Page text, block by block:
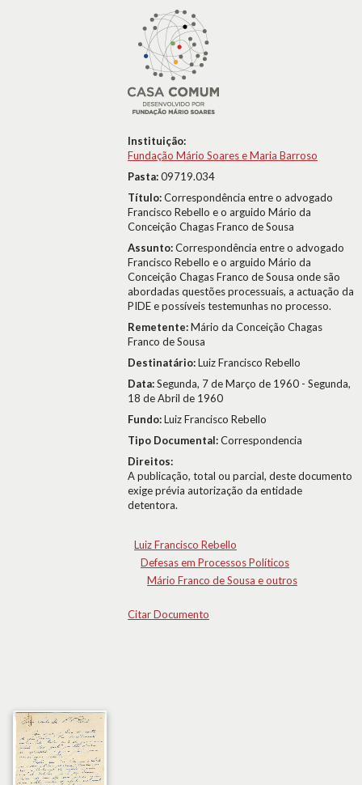
Instituição:
Fundação Mário Soares e Maria Barroso
Pasta:09719.034
Título:Correspondência entre o advogado
Francisco Rebello e o arguido Mário da
Conceição Chagas Franco de Sousa
Assunto:Correspondência entre o advogado
Francisco Rebello e o arguido Mário da
Conceição Chagas Franco de Sousa onde são
abordadas questões processuais, a actuação da
PIDE e possíveis testemunhas no processo.
Remetente:Mário da Conceição Chagas
Franco de Sousa
Destinatário:Luiz Francisco Rebello
Data:Segunda, 7 de Março de 1960 - Segunda,
18 de Abril de 1960
Fundo:Luiz Francisco Rebello
Tipo Documental:Correspondencia
Direitos:
A publicação, total ou parcial, deste documento
exige prévia autorização da entidade
detentora.
Luiz Francisco Rebello
Defesas em Processos Políticos
Mário Franco de Sousa e outros
Citar Documento